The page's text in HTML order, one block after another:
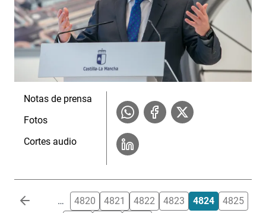
Notas de prensa
Fotos
Cortes audio
Paginación … 4820 4821 4822 4823 4824
4825